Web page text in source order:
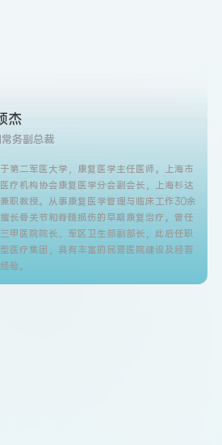
杰
务副总裁
第二军医大学，康复医学主任医师。上海市
疗机构协会康复医学分会副会长，上海杉达
职教授。从事康复医学管理与临床工作30余
长骨关节和脊髓损伤的早期康复治疗。曾任
甲医院院长、军区卫生部副部长，此后任职
医疗集团，具有丰富的民营医院建设及经营
验。